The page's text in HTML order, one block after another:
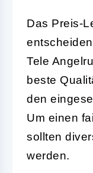
Das Preis-
Tele
beste
den
Um einen
sollten
werden.